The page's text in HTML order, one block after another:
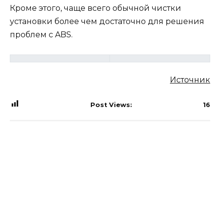
Кроме этого, чаще всего обычной чистки
установки более чем достаточно для решения
проблем с ABS.
Источник
Post Views: 16